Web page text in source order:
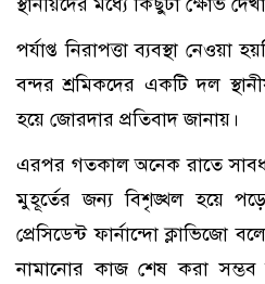
পর্যাপ্ত নিরাপত্তা ব্যবস্থা
বন্দর শ্রমিকদের একটি দল
হয়ে জোরদার প্রতিবাদ জানায়।
এরপর গতকাল অনেক রাতে
মুহূর্তের জন্য বিশৃঙ্খল হয়ে
প্রেসিডেন্ট ফার্নান্দো ক্লাভিজো
নামানোর কাজ শেষ করা সম্ভব